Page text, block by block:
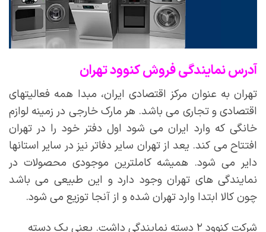
آدرس نمایندگی فروش کنوود تهران
تهران به عنوان مرکز اقتصادی ایران، مبدا همه فعالیتهای
اقتصادی و تجاری می باشد. هر مارک خارجی در زمینه لوازم
خانگی که وارد ایران می شود اول دفتر خود را در تهران
افتتاح می کند. یعد از تهران سایر دفاتر نیز در سایر استانها
دایر می شود. همیشه کاملترین موجودی محصولات در
نمایندگی های تهران وجود دارد و این طبیعی می باشد
چون کالا ابتدا وارد تهران شده و از آنجا توزیع می شود.
شرکت کنوود ۲ دسته نمایندگی داشت. یعنی یک دسته